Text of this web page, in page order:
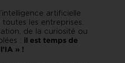
artificielle
les entreprises.
de la curiosité ou
: il est temps de
» !